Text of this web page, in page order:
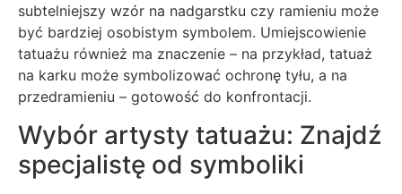
subtelniejszy wzór na nadgarstku czy ramieniu może
być bardziej osobistym symbolem. Umiejscowienie
tatuażu również ma znaczenie – na przykład, tatuaż
na karku może symbolizować ochronę tyłu, a na
przedramieniu – gotowość do konfrontacji.
Wybór artysty tatuażu: Znajdź
specjalistę od symboliki